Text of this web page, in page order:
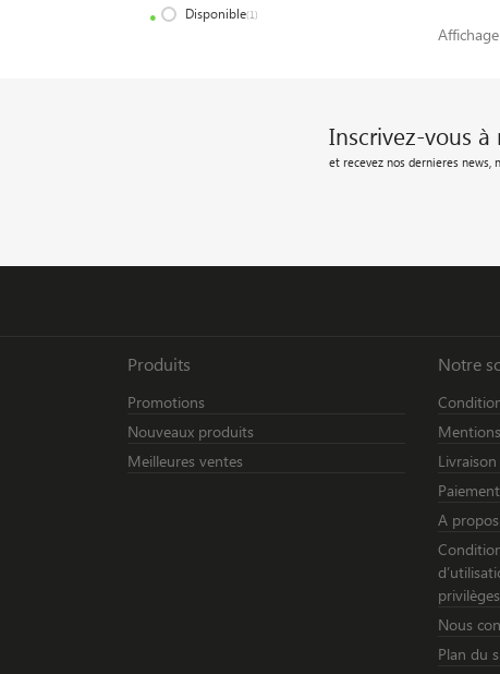
Disponible(1)
Inscrivez-vous
et recevez nos dernieres news,
Produits
Promotions
Nouveaux produits
Meilleures ventes
Notre
Livraison
A propos
privilèges
Nous
Plan du